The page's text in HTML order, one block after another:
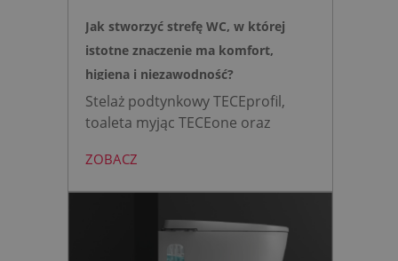
Jak stworzyć strefę WC, w której
istotne znaczenie ma komfort,
higiena i niezawodność?
Stelaż podtynkowy TECEprofil,
toaleta myjąc TECEone oraz
mini to zestaw, który warto
wybrać, gdy zależy nam na
bezpiecznej strefie WC. Zamiast
skomplikowanej i podatnej na
ZOBACZ